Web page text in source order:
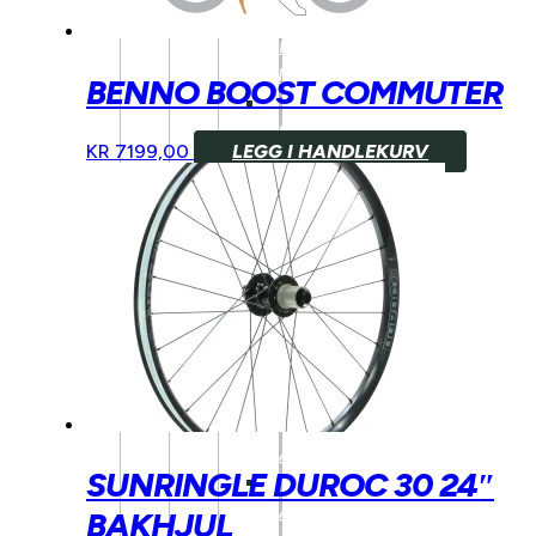
BENNO
BIKES
TILBEHØR
TARRAN
TILBEHØR
MECHANIC
ARTS
TILBEHØR
BARN/UNGDOM
UTSTYR
HJELM
BARN
HJUL
BARN
BREMSER
BARN
BENNO BOOST COMMUTER
KR 7199,00 LEGG I HANDLEKURV
SUNRINGLE DUROC 30 24″
BAKHJUL